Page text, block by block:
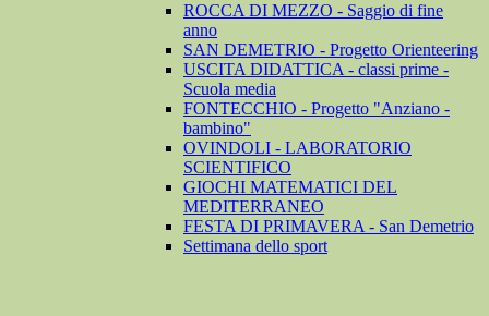
ROCCA DI MEZZO - Saggio di fine
anno
SAN DEMETRIO - Progetto Orienteering
USCITA DIDATTICA - classi prime -
Scuola media
FONTECCHIO - Progetto "Anziano -
bambino"
OVINDOLI - LABORATORIO
SCIENTIFICO
GIOCHI MATEMATICI DEL
MEDITERRANEO
FESTA DI PRIMAVERA - San Demetrio
Settimana dello sport